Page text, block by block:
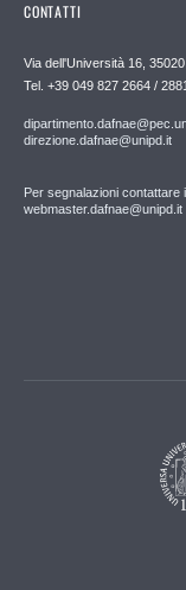
CONTATTI
Via dell'Università 16,
Tel. +39 049 827 2664 / 2881
direzione.dafnae@unipd.it
Per segnalazioni contattare
webmaster.dafnae@unipd.it